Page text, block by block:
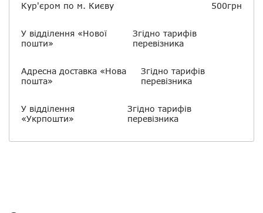
Кур'єром по м. Києву 500грн
У відділення «Нової
пошти»
Згідно тарифів
перевізника
Адресна доставка «Нова
пошта»
Згідно тарифів
перевізника
У відділення
«Укрпошти»
Згідно тарифів
перевізника